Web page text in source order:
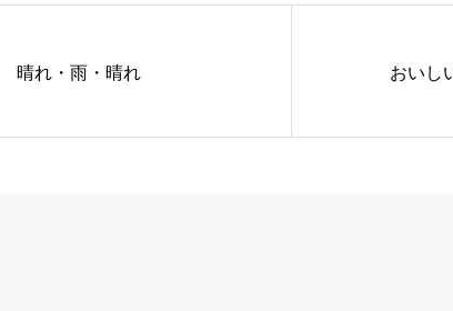
晴れ・雨・晴れ おいし